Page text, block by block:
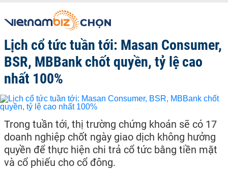
Lịch cổ tức tuần tới: Masan Consumer,
BSR, MBBank chốt quyền, tỷ lệ cao
nhất 100%
Trong tuần tới, thị trường chứng khoán sẽ có 17
doanh nghiệp chốt ngày giao dịch không hưởng
quyền để thực hiện chi trả cổ tức bằng tiền mặt
và cổ phiếu cho cổ đông.